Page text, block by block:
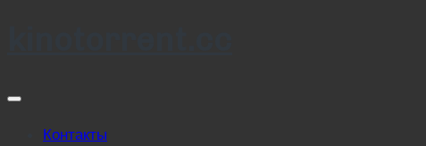
Контакты